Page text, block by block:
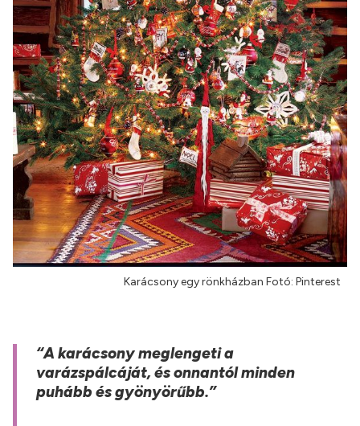
Karácsony egy rönkházban Fotó: Pinterest
“A karácsony meglengeti a
varázspálcáját, és onnantól minden
puhább és gyönyörűbb.”